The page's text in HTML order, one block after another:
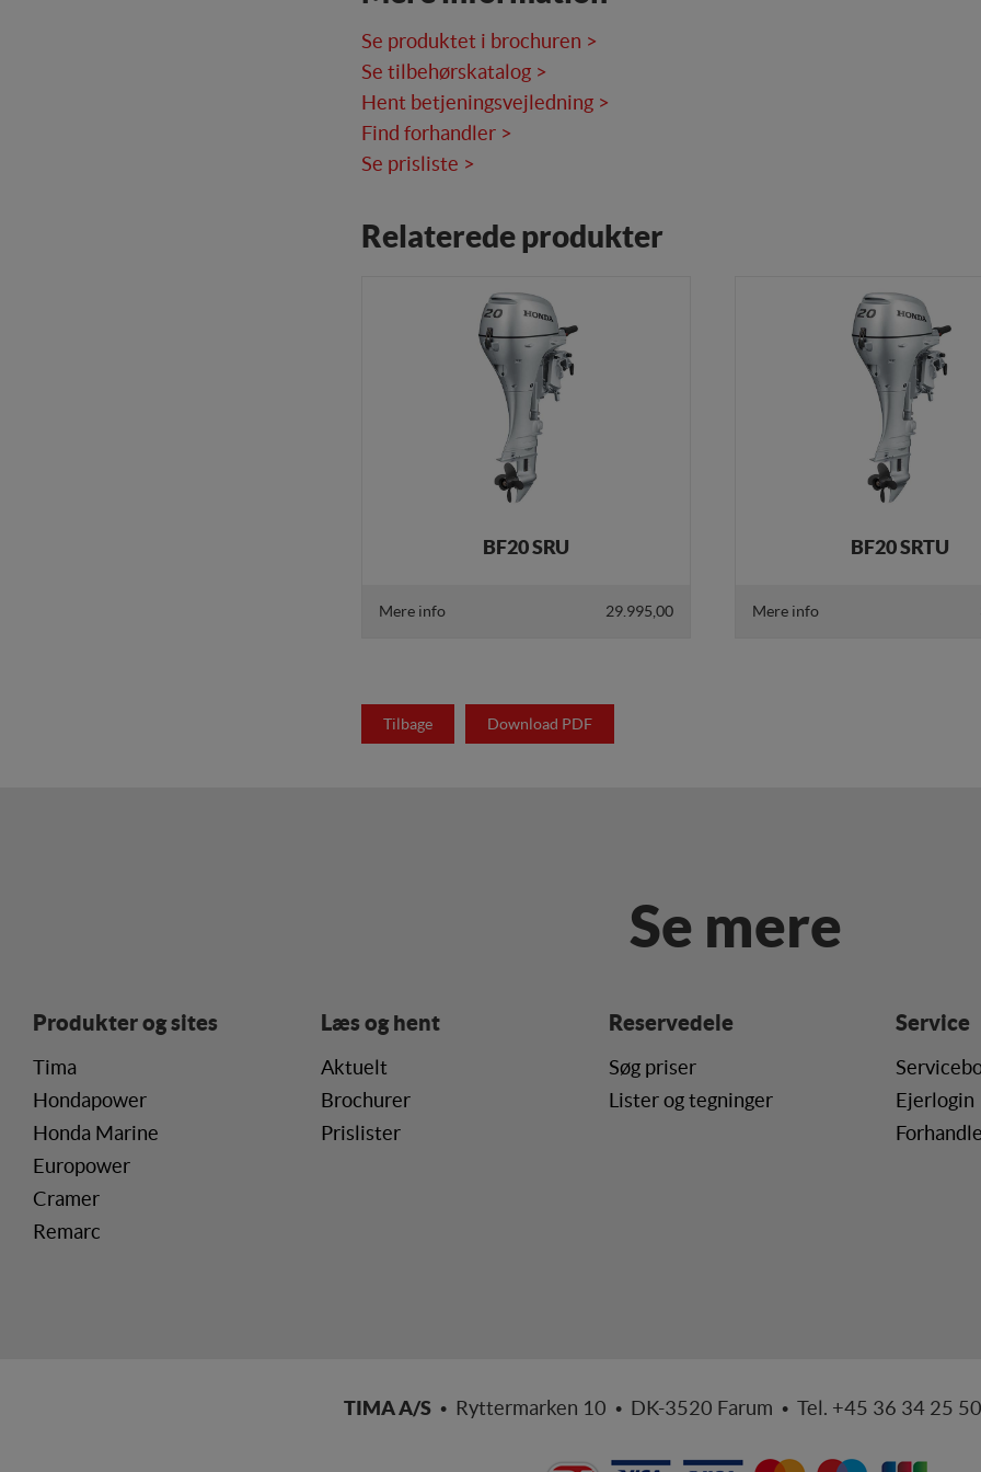
Se produktet i brochuren >
Se tilbehørskatalog >
Hent betjeningsvejledning >
Find forhandler >
Se prisliste >
Relaterede produkter
BF20 SRU
29.995,00
Mere info
BF20 SRTU
Mere info
Tilbage Download PDF
Se mere
Produkter og sites
Tima
Hondapower
Honda Marine
Europower
Cramer
Remarc
Læs og hent
Aktuelt
Brochurer
Prislister
Reservedele
Søg priser
Lister og tegninger
Service
Ejerlogin
TIMA A/S • Ryttermarken 10 • DK-3520 Farum • Tel. +45 36 34 25
registrerer, hvad brugeren interesserer sig for/søger på for at kunne vise personrettede
internettet.